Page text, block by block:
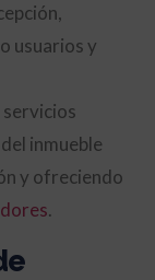
usuarios y
inmueble
y ofreciendo
.